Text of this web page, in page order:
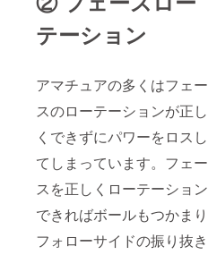
テーション
アマチュアの多くはフェー
スのローテーションが正し
くできずにパワーをロスし
てしまっています。フェー
スを正しくローテーション
できればボールもつかまり
フォローサイドの振り抜き